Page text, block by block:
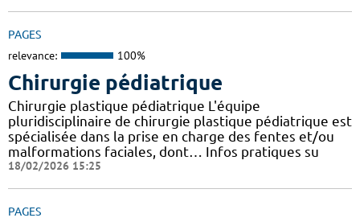
PAGES
relevance: 100%
Chirurgie pédiatrique
Chirurgie plastique pédiatrique L'équipe
pluridisciplinaire de chirurgie plastique pédiatrique est
spécialisée dans la prise en charge des fentes et/ou
malformations faciales, dont… Infos pratiques su
18/02/2026 15:25
PAGES